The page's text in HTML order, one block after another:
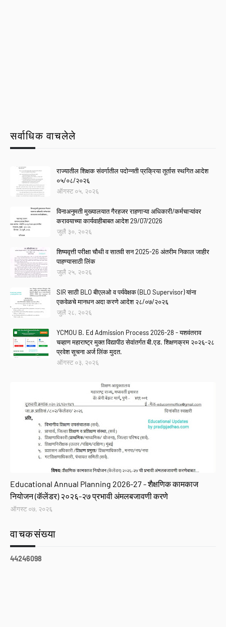
सर्वाधिक वाचलेले
राज्यातील शिक्षक संवर्गातील पदोन्नती प्रक्रिया तूर्तास स्थगित आदेश
०५/०८/२०२६
ऑगस्ट ०५, २०२६
विनाअनुमती मुख्यालयात गैरहजर राहणाऱ्या अधिकारी/कर्मचाऱ्यांवर
करावयाच्या कार्यवाहीबाबत आदेश 29/07/2026
जुलै ३०, २०२६
शिष्यवृत्ती परीक्षा चौथी व सातवी सन 2025-26 अंतरीम निकाल जाहीर
पाहण्यासाठी लिंक
जुलै २५, २०२६
SIR साठी BLO बीएलओ व पर्यवेक्षक (BLO Supervisor) यांना
एकवेळचे मानधन अदा करणे आदेश २८/०७/२०२६
जुलै २८, २०२६
YCMOU B. Ed Admission Process 2026-28 - यशवंतराव
चव्हाण महाराष्ट्र मुक्त विद्यापीठ सेवांतर्गत बी.एड. शिक्षणक्रम २०२६-२८
प्रवेश सूचना अर्ज लिंक मुदत.
ऑगस्ट ०३, २०२६
Educational Annual Planning 2026-27 - शैक्षणिक कामकाज
नियोजन (कॅलेंडर) २०२६-२७ प्रभावी अंमलबजावणी करणे
ऑगस्ट ०७, २०२६
वाचकसंख्या
44246098